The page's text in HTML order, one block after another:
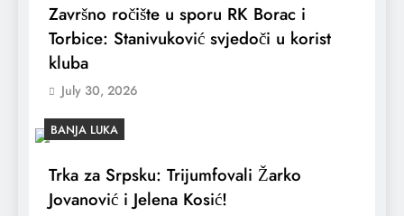
Završno ročište u sporu RK Borac i
Torbice: Stanivuković svjedoči u korist
kluba
July 30, 2026
BANJA LUKA
Trka za Srpsku: Trijumfovali Žarko
Jovanović i Jelena Kosić!